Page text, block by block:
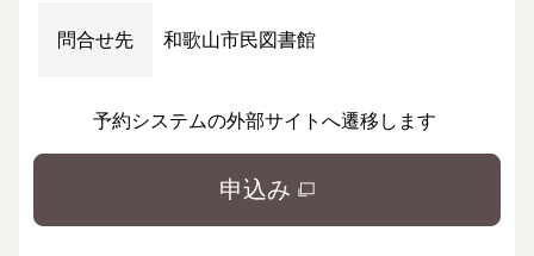
問合せ先 和歌山市民図書館
予約システムの外部サイトへ遷移します
申込み